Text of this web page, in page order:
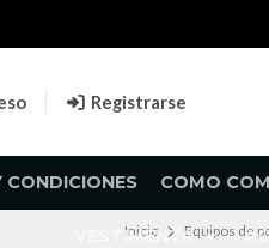
Registrarse
CONDICIONES COMO
VESTIMENTA
Inicio Equipos de